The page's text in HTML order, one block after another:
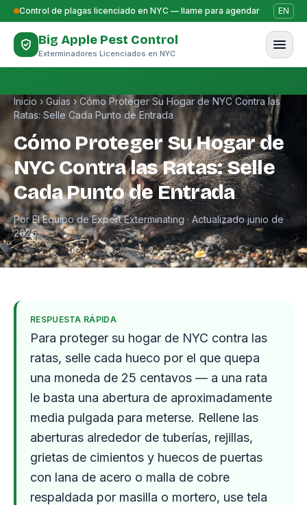
Saltar al contenido
Control de plagas licenciado en NYC — llame para agendar EN
Big Apple Pest Control
Exterminadores Licenciados en NYC
Inicio › Guías › Cómo Proteger Su Hogar de NYC Contra las
Ratas: Selle Cada Punto de Entrada
Cómo Proteger Su Hogar de
NYC Contra las Ratas: Selle
Cada Punto de Entrada
Por El Equipo de Expert Exterminating · Actualizado junio de
2026
RESPUESTA RÁPIDA
Para proteger su hogar de NYC contra las
ratas, selle cada hueco por el que quepa
una moneda de 25 centavos — a una rata
le basta una abertura de aproximadamente
media pulgada para meterse. Rellene las
aberturas alrededor de tuberías, rejillas,
grietas de cimientos y huecos de puertas
con lana de acero o malla de cobre
respaldada por masilla o mortero, use tela